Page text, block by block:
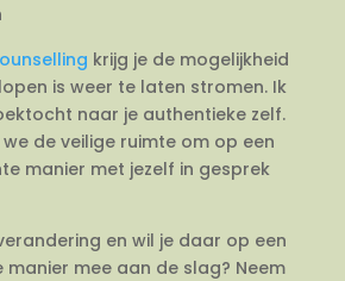
krijg je de mogelijkheid
is weer te laten stromen. Ik
naar je authentieke zelf.
de veilige ruimte om op een
manier met jezelf in gesprek
en wil je daar op een
manier mee aan de slag? Neem